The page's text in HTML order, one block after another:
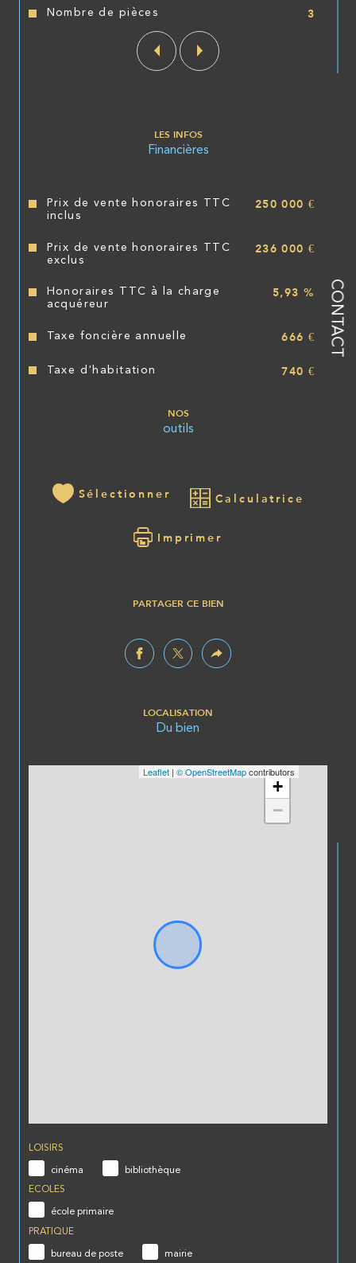
CONTACT
Nombre de pièces 3
LES INFOS
Financières
Prix de vente honoraires TTC
inclus
250 000 €
Prix de vente honoraires TTC
exclus
236 000 €
Honoraires TTC à la charge
acquéreur
5,93 %
Taxe foncière annuelle 666 €
Taxe d'habitation 740 €
NOS
outils
Sélectionner Calculatrice
Imprimer
PARTAGER CE BIEN
LOCALISATION
Du bien
+
−
Leaflet | © OpenStreetMapcontributors
LOISIRS
cinéma
bibliothèque
ECOLES
école primaire
PRATIQUE
bureau de poste
mairie